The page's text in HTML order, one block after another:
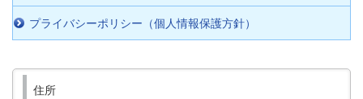
プライバシーポリシー（個人情報保護方針）
住所